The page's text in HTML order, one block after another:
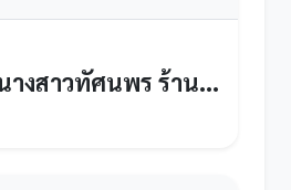
นางสาวทัศนพร ร้านทอง